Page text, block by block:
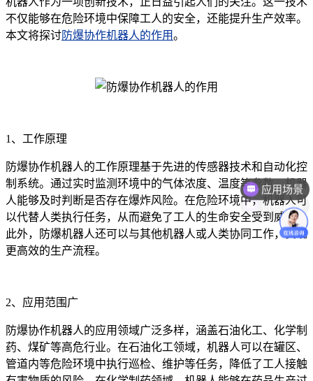
不仅能够在危险环境中保障工人的安全，还能提升生产效率。
本文将探讨防爆协作机器人的作用。
1、工作原理
防爆协作机器人的工作原理基于先进的传感器技术和自动化控
制系统。通过实时监测环境中的气体浓度、温度等参数，机器
人能够及时判断是否存在爆炸风险。在危险环境中，机器人可
以代替人类执行任务，从而避免了工人的生命安全受到威胁。
此外，防爆机器人还可以与其他机器人或人类协同工作，实现
更高效的生产流程。
2、应用范围广
防爆协作机器人的应用领域广泛多样，涵盖石油化工、化学制
药、煤矿等高危行业。在石油化工领域，机器人可以在罐区、
管道内等危险环境中执行巡检、维护等任务，降低了工人接触
应用场景
价格咨询